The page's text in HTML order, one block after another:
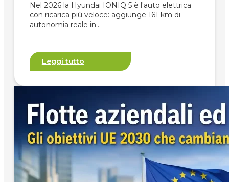
Nel 2026 la Hyundai IONIQ 5 è l'auto elettrica
con ricarica più veloce: aggiunge 161 km di
autonomia reale in…
Leggi tutto